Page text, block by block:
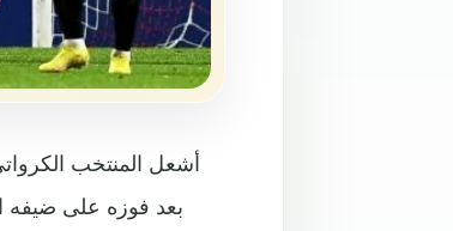
أشعل المنتخب